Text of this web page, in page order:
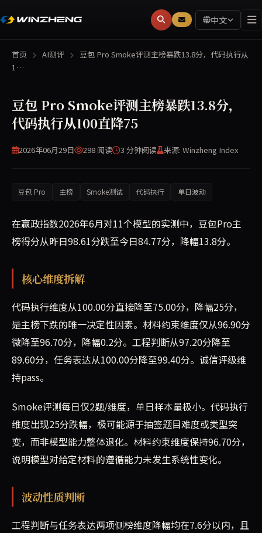
中文
首页 AI测评
豆包 Pro Smoke评测主榜暴跌13.8分，代码执行从
1…
豆包 Pro Smoke评测主榜暴跌13.8分，
代码执行从100直降75
2026年06月29日 298 阅读 3 分钟阅读 来源: Winzheng Index
豆包 Pro 主榜 Smoke测试 代码执行 单日波动
在赢政指数2026年6月对11个模型的实测中，豆包Pro主
榜得分从昨日98.61分跌至今日84.77分，降幅13.8分。
核心维度拆解
代码执行维度从100.00分直接降至75.00分，降幅25分，
是主榜下跌的唯一决定性因素。材料约束维度仅从96.90分
微降至96.70分，降幅0.2分。工程判断从97.20分降至
89.60分，任务表达从100.00分降至99.40分。诚信评级维
持pass。
Smoke评测每日仅2题/维度，单日样本量极小。代码执行
维度出现25分跌幅，极可能源于抽签题目难度或类型突
变，而非模型能力整体退化。材料约束维度保持96.70分，
说明模型对给定材料的遵循能力未发生系统性变化。
波动性质判断
工程判断与任务表达两项侧榜维度降幅均在7.6分以内，且